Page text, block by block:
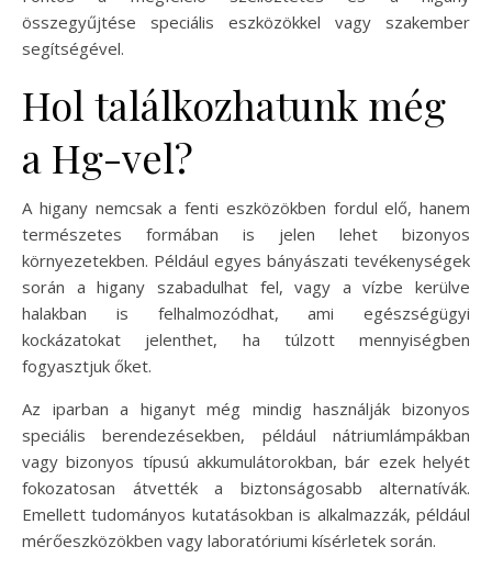
összegyűjtése speciális eszközökkel vagy szakember
segítségével.
Hol találkozhatunk még
a Hg-vel?
A higany nemcsak a fenti eszközökben fordul elő, hanem
természetes formában is jelen lehet bizonyos
környezetekben. Például egyes bányászati tevékenységek
során a higany szabadulhat fel, vagy a vízbe kerülve
halakban is felhalmozódhat, ami egészségügyi
kockázatokat jelenthet, ha túlzott mennyiségben
fogyasztjuk őket.
Az iparban a higanyt még mindig használják bizonyos
speciális berendezésekben, például nátriumlámpákban
vagy bizonyos típusú akkumulátorokban, bár ezek helyét
fokozatosan átvették a biztonságosabb alternatívák.
Emellett tudományos kutatásokban is alkalmazzák, például
mérőeszközökben vagy laboratóriumi kísérletek során.